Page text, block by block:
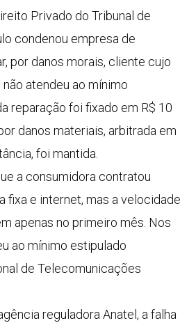
Privado do Tribunal de
condenou empresa de
por danos morais, cliente cujo
atendeu ao mínimo
reparação foi fixado em R$ 10
danos materiais, arbitrada em
foi mantida.
a consumidora contratou
fixa e internet, mas a velocidade
apenas no primeiro mês. Nos
ao mínimo estipulado
de Telecomunicações
reguladora Anatel, a falha